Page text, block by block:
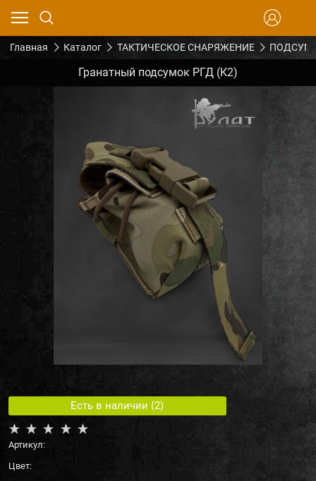
Главная Каталог ТАКТИЧЕСКОЕ СНАРЯЖЕНИЕ
Гранатный подсумок РГД (К2)
Есть в наличии (2)
Артикул:
Цвет: